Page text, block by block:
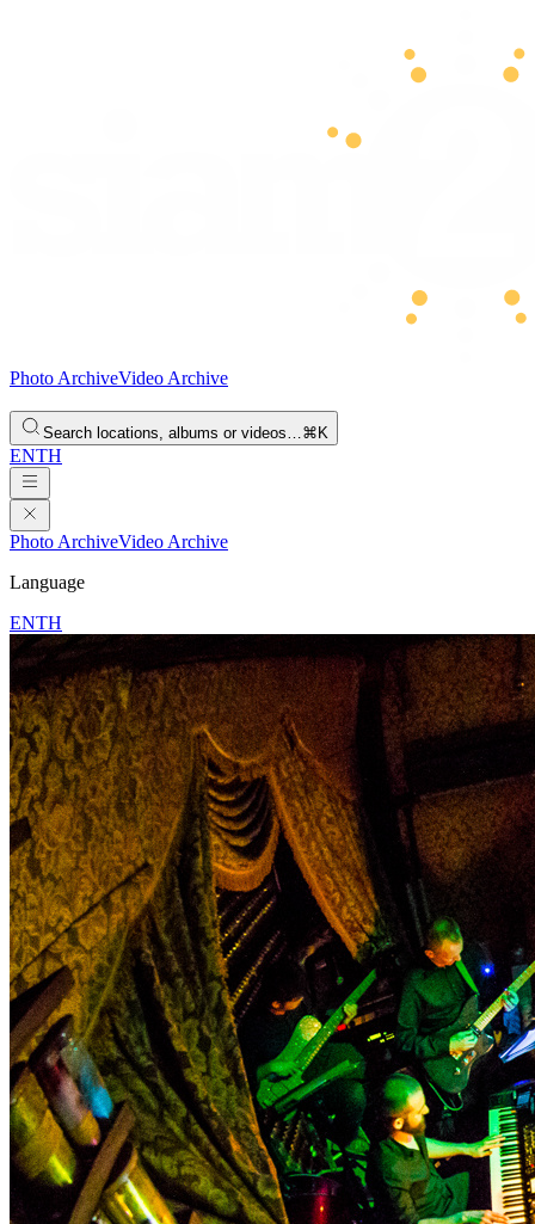
Photo ArchiveVideo Archive
Search locations, albums or videos…⌘K
ENTH
Photo ArchiveVideo Archive
Language
ENTH